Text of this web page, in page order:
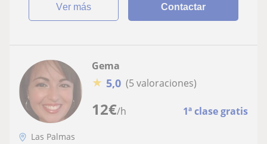
ver más Contactar
12€/h 1ª clase gratis
Gema
★ 5,0 (5 valoraciones)
Las Palmas